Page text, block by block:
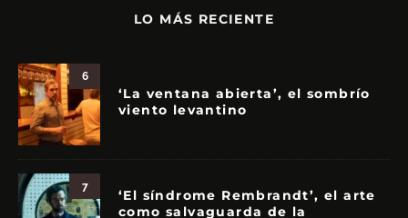
LO MÁS RECIENTE
6
‘La ventana abierta’, el sombrío
viento levantino
7
‘El síndrome Rembrandt’, el arte
como salvaguarda de la